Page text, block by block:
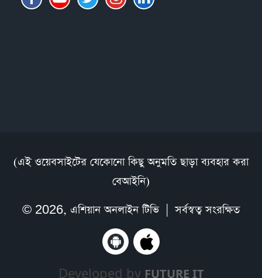
(এই ওয়েবসাইটের যেকোনো কিছু অনুমতি ছাড়া ব্যবহার করা
বেআইনি)
© 2026, এশিয়ান অনলাইন টিভি| সর্বস্বত্ব সংরক্ষিত
Developed by FUTURE IT